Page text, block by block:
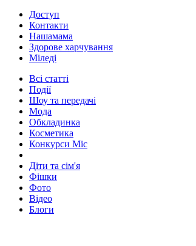
Доступ
Контакти
Нашамама
Здорове харчування
Міледі
Всі статті
Події
Шоу та передачі
Мода
Обкладинка
Косметика
Конкурси Міс
Діти та сім'я
Фішки
Фото
Відео
Блоги